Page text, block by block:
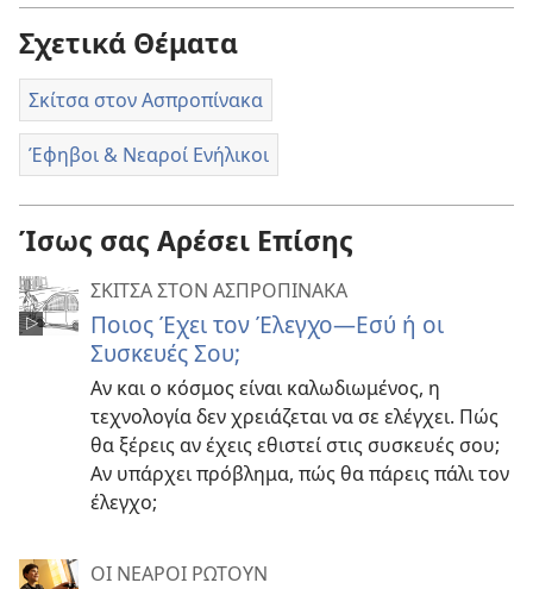
Σχετικά Θέματα
Σκίτσα στον Ασπροπίνακα
Έφηβοι & Νεαροί Ενήλικοι
Ίσως σας Αρέσει Επίσης
ΣΚΙΤΣΑ ΣΤΟΝ ΑΣΠΡΟΠΙΝΑΚΑ
Ποιος Έχει τον Έλεγχο—Εσύ ή οι
Συσκευές Σου;
Αν και ο κόσμος είναι καλωδιωμένος, η
τεχνολογία δεν χρειάζεται να σε ελέγχει. Πώς
θα ξέρεις αν έχεις εθιστεί στις συσκευές σου;
Αν υπάρχει πρόβλημα, πώς θα πάρεις πάλι τον
έλεγχο;
ΟΙ ΝΕΑΡΟΙ ΡΩΤΟΥΝ